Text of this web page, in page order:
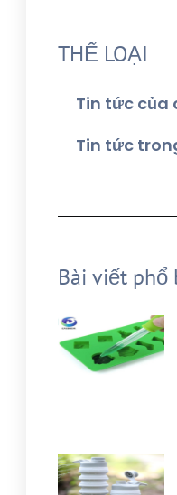
THỂ LOẠI
Tin tức của
Tin tức
Bài viết phổ